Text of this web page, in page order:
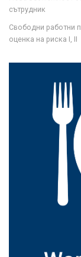
сътрудник
Свободни работни
оценка на риска I, II